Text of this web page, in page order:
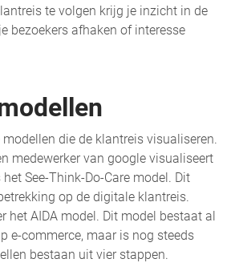
te volgen krijg je inzicht in de
bezoekers afhaken of interesse
die de klantreis visualiseren.
medewerker van google visualiseert
See-Think-Do-Care model. Dit
op de digitale klantreis.
het AIDA model. Dit model bestaat al
e-commerce, maar is nog steeds
bestaan uit vier stappen.